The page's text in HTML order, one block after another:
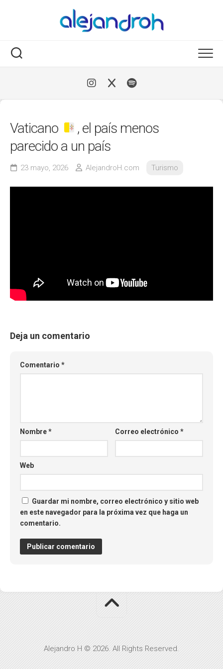
Vaticano
, el país menos
parecido a un país
23 mayo, 2026 AlejandroH.com Turismo
Deja un comentario
Comentario *
Nombre* Correo electrónico*
Web
Guardar mi nombre, correo electrónico y sitio web
en este navegador para la próxima vez que haga un
comentario.
Alejandro H © 2026. All Rights Reserved.